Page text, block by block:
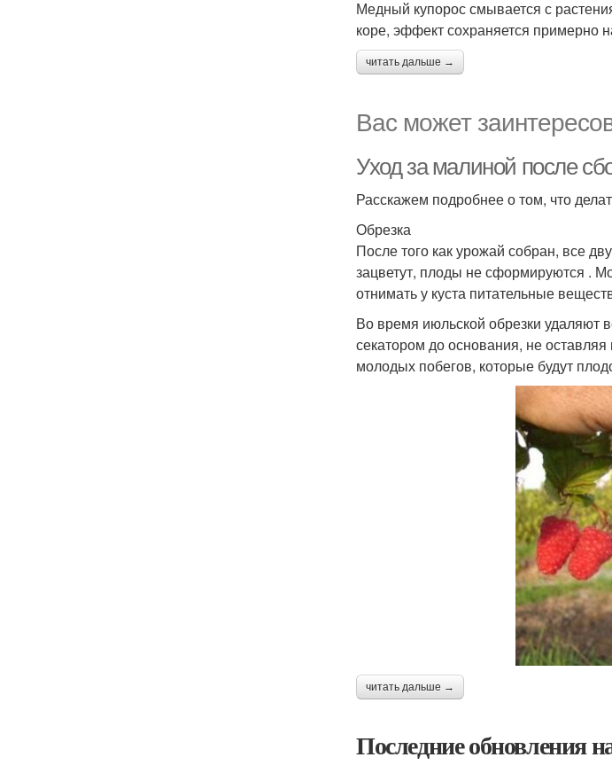
Медный купорос смывается с
коре, эффект сохраняется примерно
читать дальше →
Вас может
Уход за малиной после
Расскажем подробнее о том, что
Обрезка
После того как урожай собран, все
зацветут, плоды не сформируются .
отнимать у куста питательные
Во время июльской обрезки удаляют
секатором до основания, не
молодых побегов, которые будут
читать дальше →
Последние обновления